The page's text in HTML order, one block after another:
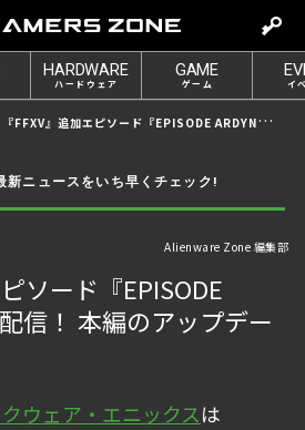
e
t
o
g
HARDWARE
ハードウェア
GAME
ゲーム イ
『FFXV』追加エピソード『EPISODE ARDYN』ついに配信！ 本編のアップデートも
新ニュースをいち早くチェック!
Alienware Zone 編集部
ソード『EPISODE
信！ 本編のアップデー
ウェア・エニックスは